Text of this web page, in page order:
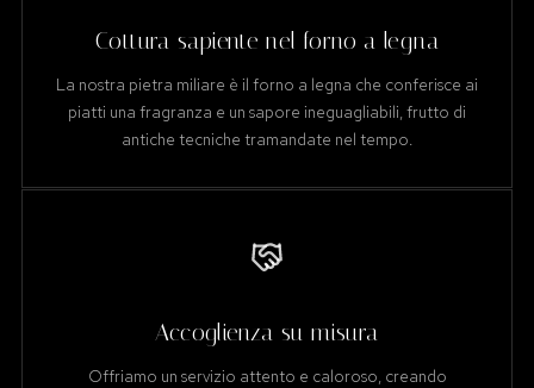
Cottura sapiente nel forno a legna
La nostra pietra miliare è il forno a legna che conferisce ai
piatti una fragranza e un sapore ineguagliabili, frutto di
antiche tecniche tramandate nel tempo.
Accoglienza su misura
Offriamo un servizio attento e caloroso, creando